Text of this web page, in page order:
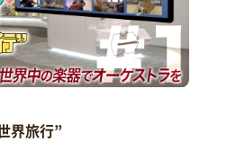
界旅行”